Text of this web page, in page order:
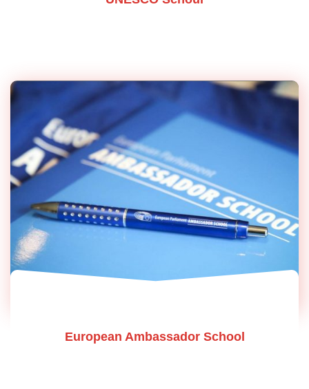
European Ambassador School